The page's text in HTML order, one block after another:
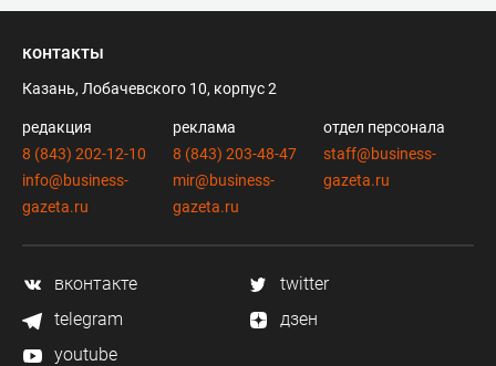
контакты
Казань, Лобачевского 10, корпус 2
редакция
8 (843) 202-12-10
info@business-
gazeta.ru
реклама
8 (843) 203-48-47
mir@business-
gazeta.ru
отдел персонала
staff@business-
gazeta.ru
вконтакте
twitter
telegram
дзен
youtube